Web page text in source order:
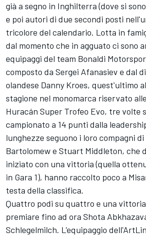
già a segno in Inghilterra (dove si
e poi autori di due secondi posti
tricolore del calendario. Lotta in
dal momento che in agguato ci sono
equipaggi del team Bonaldi
composto da Sergei Afanasiev e dal
olandese Danny Kroes, quest'ultimo
stagione nel monomarca riservato
Huracán Super Trofeo Evo, tre volte
campionato a 14 punti dalla
lunghezze seguono i loro compagni
Bartolomew e Stuart Middleton, che
iniziato con una vittoria (quella
in Gara 1), hanno raccolto poco a
testa della classifica.
Quattro podi su quattro e una
premiare fino ad ora Shota
Schlegelmilch. L'equipaggio